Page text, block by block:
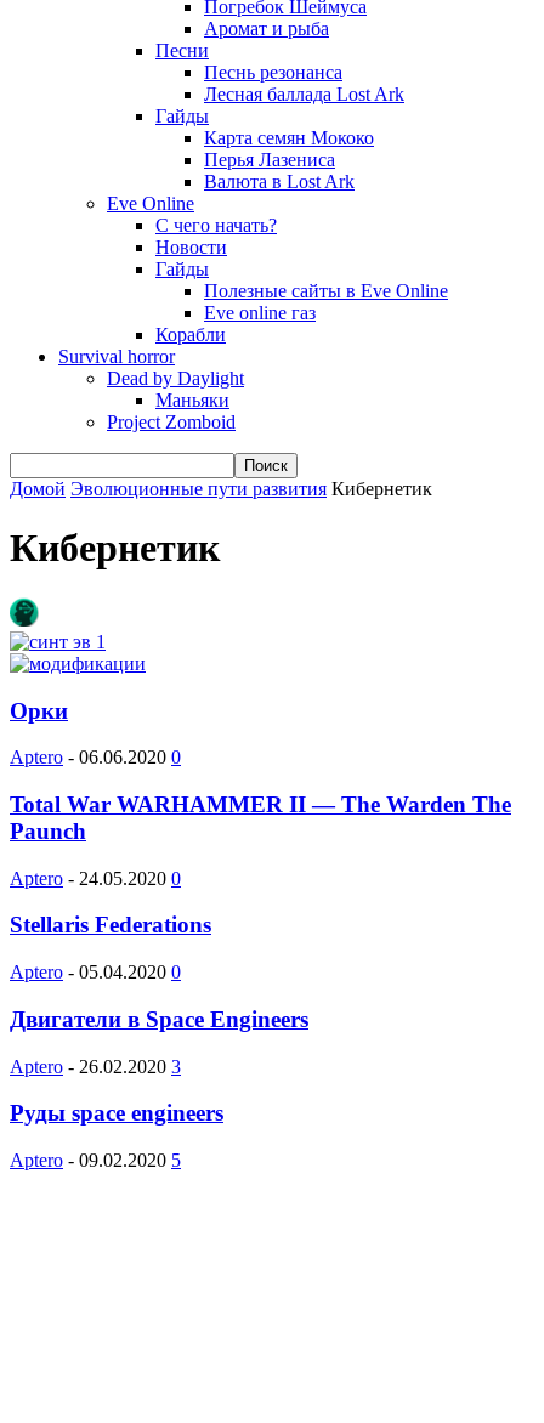
Погребок Шеймуса
Аромат и рыба
Песни
Песнь резонанса
Лесная баллада Lost Ark
Гайды
Карта семян Мококо
Перья Лазениса
Валюта в Lost Ark
Eve Online
С чего начать?
Новости
Гайды
Полезные сайты в Eve Online
Eve online газ
Корабли
Survival horror
Dead by Daylight
Маньяки
Project Zomboid
Домой Эволюционные пути развития Кибернетик
Кибернетик
Орки
Aptero - 06.06.2020 0
Total War WARHAMMER II — The Warden The
Paunch
Aptero - 24.05.2020 0
Stellaris Federations
Aptero - 05.04.2020 0
Двигатели в Space Engineers
Aptero - 26.02.2020 3
Руды space engineers
Aptero - 09.02.2020 5